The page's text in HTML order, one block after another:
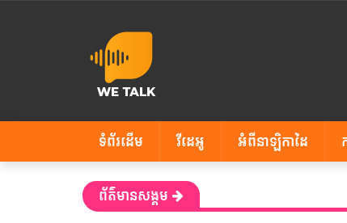
ទំព័រដើម វីដេអូ អំពីនាឡិកាដៃ
ព័ត៌មានសង្គម